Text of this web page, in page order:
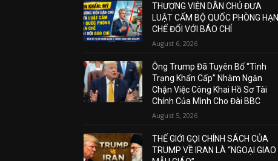
THƯỢNG VIỆN DÂN CHỦ ĐƯA
LUẬT CẤM BỘ QUỐC PHÒNG HẠN
CHẾ ĐỐI VỚI BÁO CHÍ
August 6, 2026
Ông Trump Đã Tuyên Bố “Tình
Trạng Khẩn Cấp” Nhằm Ngăn
Chặn Việc Công Khai Hồ Sơ Tài
Chính Của Mình Cho Đài BBC
August 5, 2026
THẾ GIỚI GỌI CHÍNH SÁCH CỦA
TRUMP VỀ IRAN LÀ “NGOẠI GIAO